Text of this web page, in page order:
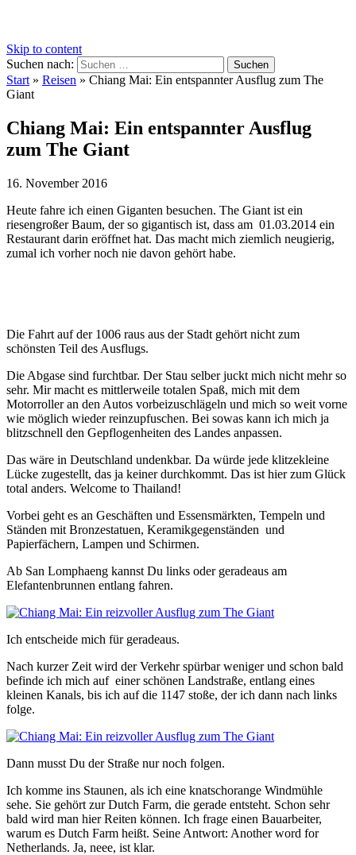
Skip to content
Suchen nach:
Start » Reisen » Chiang Mai: Ein entspannter Ausflug zum The
Giant
Chiang Mai: Ein entspannter Ausflug
zum The Giant
16. November 2016
Heute fahre ich einen Giganten besuchen. The Giant ist ein
riesengroßer Baum, der so gigantisch ist, dass am 01.03.2014 ein
Restaurant darin eröffnet hat. Das macht mich ziemlich neugierig,
zumal ich vorher noch nie davon gehört habe.
Die Fahrt auf der 1006 raus aus der Stadt gehört nicht zum
schönsten Teil des Ausflugs.
Die Abgase sind furchtbar. Der Stau selber juckt mich nicht mehr so
sehr. Mir macht es mittlerweile totalen Spaß, mich mit dem
Motorroller an den Autos vorbeizuschlägeln und mich so weit vorne
wie möglich wieder reinzupfuschen. Bei sowas kann ich mich ja
blitzschnell den Gepflogenheiten des Landes anpassen.
Das wäre in Deutschland undenkbar. Da würde jede klitzekleine
Lücke zugestellt, das ja keiner durchkommt. Das ist hier zum Glück
total anders. Welcome to Thailand!
Vorbei geht es an Geschäften und Essensmärkten, Tempeln und
Ständen mit Bronzestatuen, Keramikgegenständen und
Papierfächern, Lampen und Schirmen.
Ab San Lomphaeng kannst Du links oder geradeaus am
Elefantenbrunnen entlang fahren.
Ich entscheide mich für geradeaus.
Nach kurzer Zeit wird der Verkehr spürbar weniger und schon bald
befinde ich mich auf einer schönen Landstraße, entlang eines
kleinen Kanals, bis ich auf die 1147 stoße, der ich dann nach links
folge.
Dann musst Du der Straße nur noch folgen.
Ich komme ins Staunen, als ich eine knatschorange Windmühle
sehe. Sie gehört zur Dutch Farm, die gerade entsteht. Schon sehr
bald wird man hier Reiten können. Ich frage einen Bauarbeiter,
warum es Dutch Farm heißt. Seine Antwort: Another word for
Netherlands. Ja, neee, ist klar.